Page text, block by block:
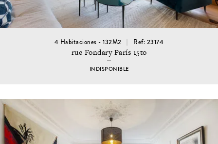
4 Habitaciones - 132M2 Ref: 23174
rue Fondary París 15to
INDISPONIBLE